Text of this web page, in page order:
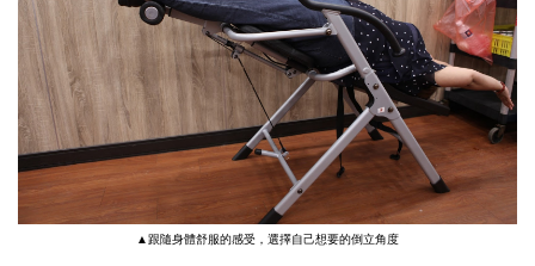
▲跟隨身體舒服的感受，選擇自己想要的倒立角度